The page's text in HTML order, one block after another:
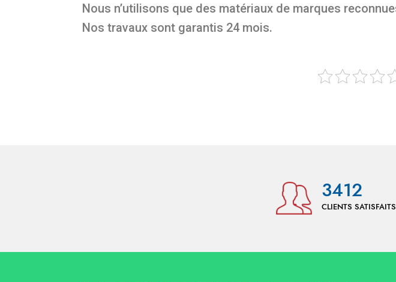
Nous n’utilisons que des matériaux de marques
Nos travaux sont garantis 24 mois.
3412
CLIENTS SATISFAITS